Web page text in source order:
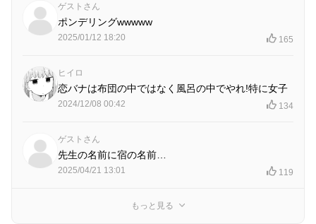
ゲストさん
ポンデリングwwwww
2025/01/12 18:20 165
ヒイロ
恋バナは布団の中ではなく風呂の中でやれ!特に女子
2024/12/08 00:42 134
ゲストさん
先生の名前に宿の名前…
2025/04/21 13:01 119
もっと見る